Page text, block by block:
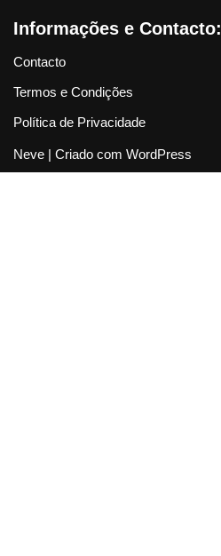
Informações e Contacto:
Contacto
Termos e Condições
Política de Privacidade
Neve | Criado com WordPress